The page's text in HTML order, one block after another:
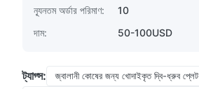
ন্যূনতম অর্ডার পরিমাণ:
10
দাম:
50-100USD
ট্যাগ্স:
জ্বালানী কোষের জন্য খোদাইকৃত দ্বি-ধ্রুব প্লেট